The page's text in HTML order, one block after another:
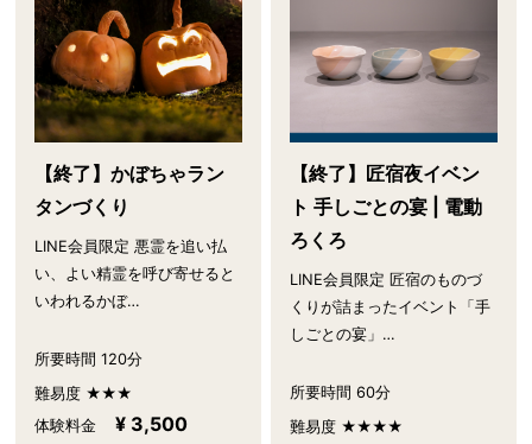
【終了】かぼちゃラン
タンづくり
LINE会員限定 悪霊を追い払
い、よい精霊を呼び寄せると
いわれるかぼ…
所要時間 120分
難易度 ★★★
体験料金
¥ 3,500
【終了】匠宿夜イベン
ト 手しごとの宴 | 電動
ろくろ
LINE会員限定 匠宿のものづ
くりが詰まったイベント「手
しごとの宴」…
所要時間 60分
難易度 ★★★★